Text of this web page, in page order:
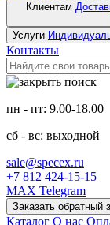
Клиентам
Услуги
Контакты
пн - пт: 9.00-18.00
сб - вс: выходной
sale@specex.ru
+7 812 424-15-15
MAX Telegram
Заказать обратный
Каталог О нас